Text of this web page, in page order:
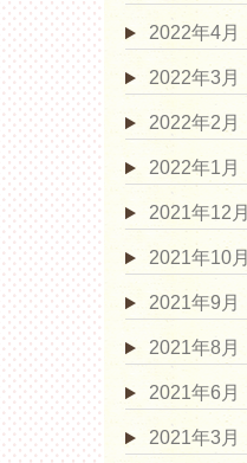
2022年4月
2022年3月
2022年2月
2022年1月
2021年12月
2021年10月
2021年9月
2021年8月
2021年6月
2021年3月